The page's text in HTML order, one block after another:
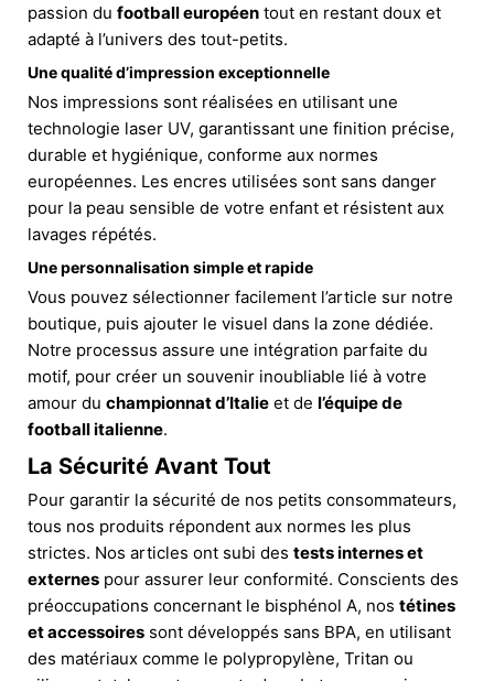
passion du football européen tout en restant doux et
adapté à l’univers des tout-petits.
Une qualité d’impression exceptionnelle
Nos impressions sont réalisées en utilisant une
technologie laser UV, garantissant une finition précise,
durable et hygiénique, conforme aux normes
européennes. Les encres utilisées sont sans danger
pour la peau sensible de votre enfant et résistent aux
lavages répétés.
Une personnalisation simple et rapide
Vous pouvez sélectionner facilement l’article sur notre
boutique, puis ajouter le visuel dans la zone dédiée.
Notre processus assure une intégration parfaite du
motif, pour créer un souvenir inoubliable lié à votre
amour du championnat d’Italie et de l’équipe de
football italienne.
La Sécurité Avant Tout
Pour garantir la sécurité de nos petits consommateurs,
tous nos produits répondent aux normes les plus
strictes. Nos articles ont subi des tests internes et
externes pour assurer leur conformité. Conscients des
préoccupations concernant le bisphénol A, nos tétines
et accessoires sont développés sans BPA, en utilisant
des matériaux comme le polypropylène, Tritan ou